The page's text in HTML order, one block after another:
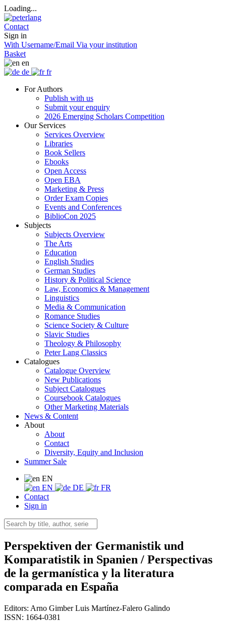
Loading...
Contact
Sign in
With Username/Email Via your institution
Basket
en
de
fr
For Authors
Publish with us
Submit your enquiry
2026 Emerging Scholars Competition
Our Services
Services Overview
Libraries
Book Sellers
Ebooks
Open Access
Open EBA
Marketing & Press
Order Exam Copies
Events and Conferences
BiblioCon 2025
Subjects
Subjects Overview
The Arts
Education
English Studies
German Studies
History & Political Science
Law, Economics & Management
Linguistics
Media & Communication
Romance Studies
Science Society & Culture
Slavic Studies
Theology & Philosophy
Peter Lang Classics
Catalogues
Catalogue Overview
New Publications
Subject Catalogues
Coursebook Catalogues
Other Marketing Materials
News & Content
About
About
Contact
Diversity, Equity and Inclusion
Summer Sale
EN
EN
DE
FR
Contact
Sign in
Perspektiven der Germanistik und
Komparatistik in Spanien / Perspectivas
de la germanística y la literatura
comparada en España
Editors: Arno Gimber Luis Martínez-Falero Galindo
ISSN: 1664-0381